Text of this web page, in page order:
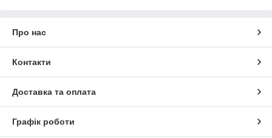
Про нас
Контакти
Доставка та оплата
Графік роботи